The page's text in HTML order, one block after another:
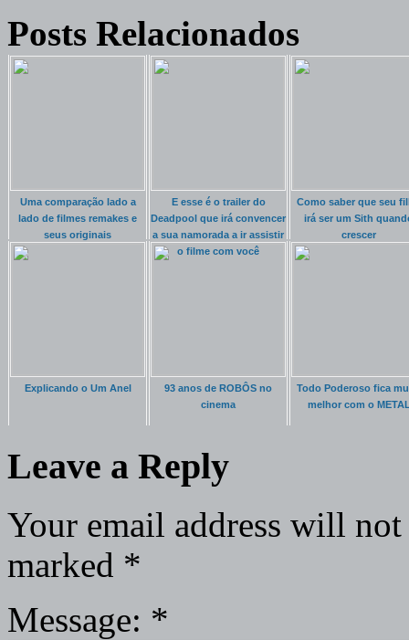
Posts Relacionados
Uma comparação lado a
lado de filmes remakes e
seus originais
E esse é o trailer do
Deadpool que irá convencer
a sua namorada a ir assistir
o filme com você
Como saber que seu
irá ser um Sith
crescer
Explicando o Um Anel
93 anos de ROBÔS no
cinema
Todo Poderoso fica
melhor com o
Leave a Reply
Your email address will
marked *
Message: *